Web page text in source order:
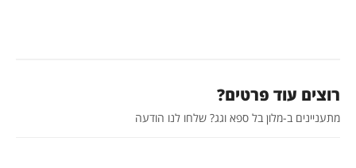
רוצים עוד פרטים?
מתעניינים ב-מלון בל ספא וגג? שלחו לנו הודעה